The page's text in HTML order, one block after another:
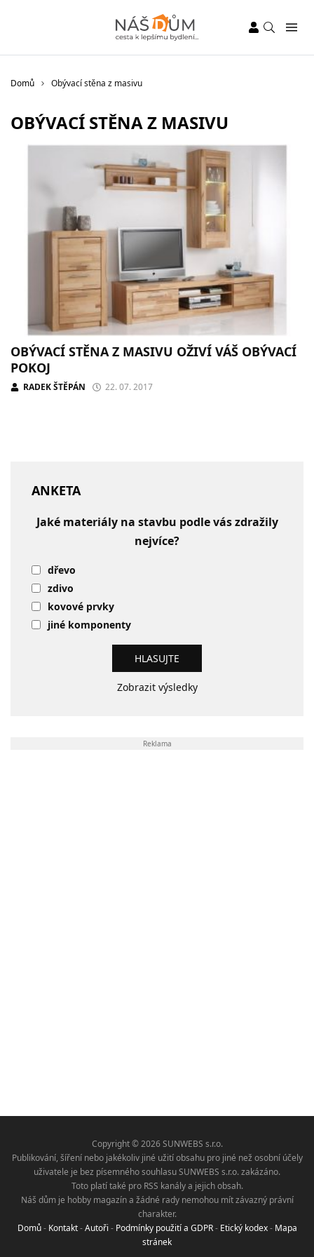
Domů Obývací stěna z masivu
OBÝVACÍ STĚNA Z MASIVU
OBÝVACÍ STĚNA Z MASIVU OŽIVÍ VÁŠ OBÝVACÍ
POKOJ
RADEK ŠTĚPÁN 22. 07. 2017
ANKETA
Jaké materiály na stavbu podle vás zdražily
nejvíce?
dřevo
zdivo
kovové prvky
jiné komponenty
Zobrazit výsledky
Reklama
Copyright © 2026 SUNWEBS s.r.o.
Publikování, šíření nebo jakékoliv jiné užití obsahu pro jiné než osobní účely
uživatele je bez písemného souhlasu SUNWEBS s.r.o. zakázáno.
Toto platí také pro RSS kanály a jejich obsah.
Náš dům je hobby magazín a žádné rady nemohou mít závazný právní
charakter.
Domů- Kontakt-Autoři - Podmínky použití a GDPR- Etický kodex- Mapa
stránek